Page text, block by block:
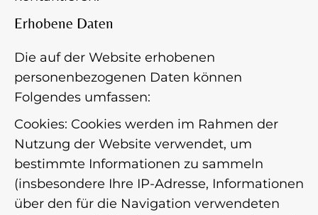
Erhobene Daten
Die auf der Website erhobenen
personenbezogenen Daten können
Folgendes umfassen:
Cookies: Cookies werden im Rahmen der
Nutzung der Website verwendet, um
bestimmte Informationen zu sammeln
(insbesondere Ihre IP-Adresse, Informationen
über den für die Navigation verwendeten